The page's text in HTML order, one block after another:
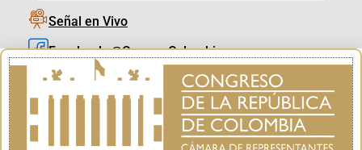
Señal en Vivo
Facebook_@CamaraColombia
Instagram_@CamaraColombia
X_@CamaraColombia
Youtube_@CamaraColombia